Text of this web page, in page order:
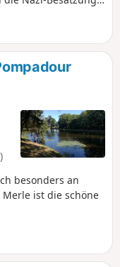
Raymond,
Jules, Gaston.....
besonders an
ist die schöne